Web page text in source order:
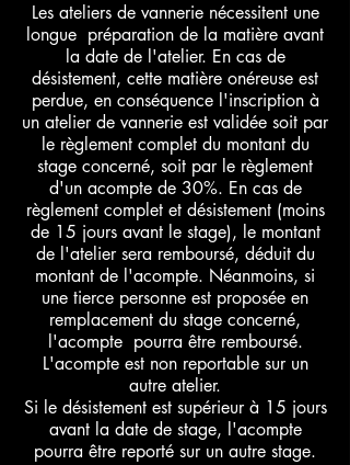
Les ateliers de vannerie nécessitent une
longue préparation de la matière avant
la date de l'atelier. En cas de
désistement, cette matière onéreuse est
perdue, en conséquence l'inscription à
un atelier de vannerie est validée soit par
le règlement complet du montant du
stage concerné, soit par le règlement
d'un acompte de 30%. En cas de
règlement complet et désistement (moins
de 15 jours avant le stage), le montant
de l'atelier sera remboursé, déduit du
montant de l'acompte. Néanmoins, si
une tierce personne est proposée en
remplacement du stage concerné,
l'acompte pourra être remboursé.
L'acompte est non reportable sur un
autre atelier.
Si le désistement est supérieur à 15 jours
avant la date de stage, l'acompte
pourra être reporté sur un autre stage.